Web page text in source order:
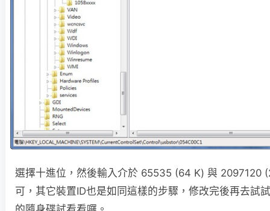
選擇十進位，然後輸入介於 65535 (64 K) 與 2097120
可，其它裝置ID也是如同這樣的步驟，修改完後再去試